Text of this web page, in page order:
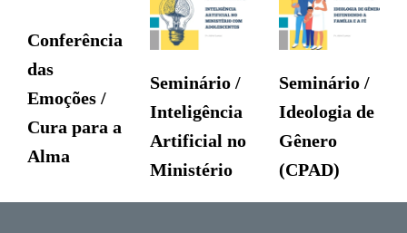
Conferência
das
Emoções /
Cura para a
Alma
Seminário /
Inteligência
Artificial no
Ministério
Seminário /
Ideologia de
Gênero
(CPAD)